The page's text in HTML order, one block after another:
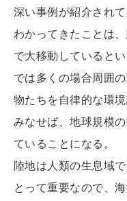
深い事例が紹介され
わかってきたことは
で大移動していると
では多くの場合周囲
物たちを自律的な環
みなせば、地球規模
ていることになる。
陸地は人類の生息域
とって重要なので、